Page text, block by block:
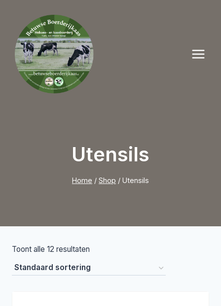
inhoud
Utensils
Home / Shop / Utensils
Toont alle 12 resultaten